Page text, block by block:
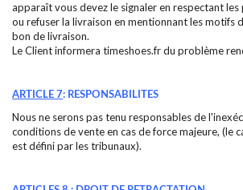
apparaît vous devez le signaler en respectant
ou refuser la livraison en mentionnant les motifs
bon de livraison.
Le Client informera timeshoes.fr du problème
ARTICLE 7: RESPONSABILITES
Nous ne serons pas tenu responsables de
conditions de vente en cas de force majeure, (le
est défini par les tribunaux).